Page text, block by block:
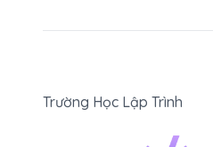
Trường Học Lập Trình